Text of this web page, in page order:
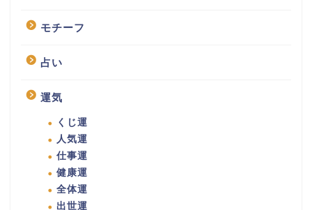
モチーフ
占い
運気
くじ運
人気運
仕事運
健康運
全体運
出世運